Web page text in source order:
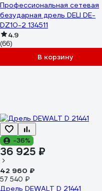
Профессиональная сетевая
безударная дрель DELI DE-
DZ10-2 134511
4.9
(66)
В корзину
-36%
36 925 ₽
42 960 ₽
57 540 ₽
Дрель DEWALT D 21441